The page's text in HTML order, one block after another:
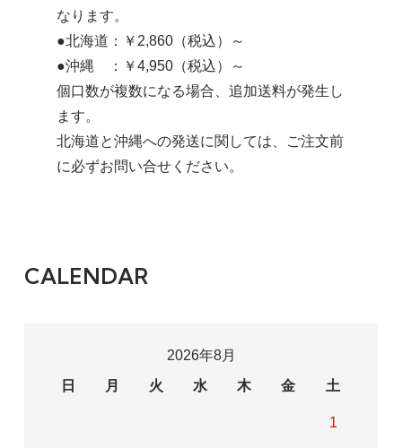
なります。
●北海道：￥2,860（税込）～
●沖縄 ：￥4,950（税込）～
個口数が複数になる場合、追加送料が発生し
ます。
北海道と沖縄への発送に関しては、ご注文前
に必ずお問い合せください。
CALENDAR
2026年8月
日
月 火 水 木 金 土
1